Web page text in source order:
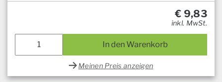
€ 9,83
inkl. MwSt.
In den Warenkorb
Meinen Preis anzeigen